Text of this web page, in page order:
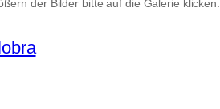
der Bilder bitte auf die Galerie klicken.